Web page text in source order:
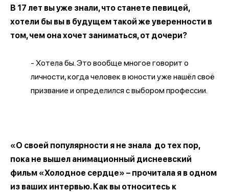
В 17 лет вы уже знали, что станете певицей,
хотели бы вы в будущем такой же уверенности в
том, чем она хочет заниматься, от дочери?
- Хотела бы. Это вообще многое говорит о
личности, когда человек в юности уже нашёл своё
призвание и определился с выбором профессии.
«О своей популярности я не знала до тех пор,
пока не вышел анимационный диснеевский
фильм «Холодное сердце» – прочитала я в одном
из ваших интервью. Как вы относитесь к